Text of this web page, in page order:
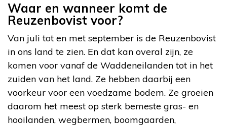
Waar en wanneer komt de
Reuzenbovist voor?
Van juli tot en met september is de Reuzenbovist
in ons land te zien. En dat kan overal zijn, ze
komen voor vanaf de Waddeneilanden tot in het
zuiden van het land. Ze hebben daarbij een
voorkeur voor een voedzame bodem. Ze groeien
daarom het meest op sterk bemeste gras- en
hooilanden, wegbermen, boomgaarden,